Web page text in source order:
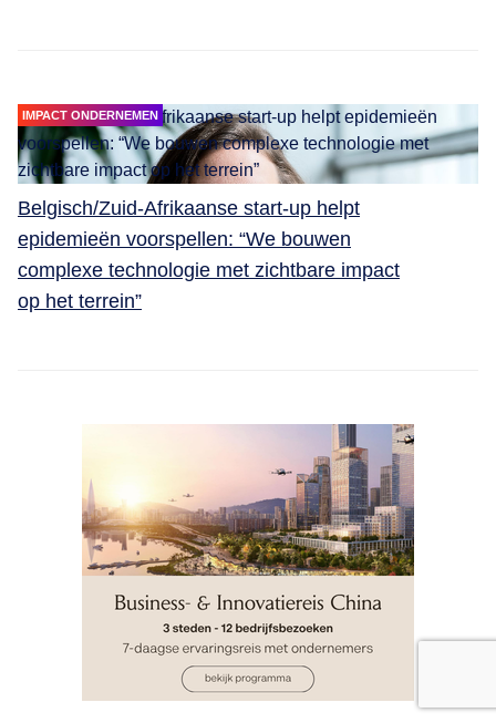
IMPACT ONDERNEMEN
Belgisch/Zuid-Afrikaanse start-up helpt
epidemieën voorspellen: “We bouwen
complexe technologie met zichtbare impact
op het terrein”